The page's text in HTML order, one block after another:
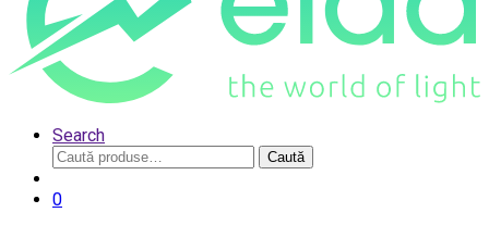
Search
Caută
după:
Caută
0